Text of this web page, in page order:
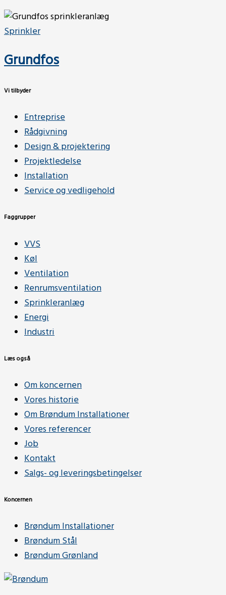
Sprinkler
Grundfos
Vi tilbyder
Entreprise
Rådgivning
Design & projektering
Projektledelse
Installation
Service og vedligehold
Faggrupper
VVS
Køl
Ventilation
Renrumsventilation
Sprinkleranlæg
Energi
Industri
Læs også
Om koncernen
Vores historie
Om Brøndum Installationer
Vores referencer
Job
Kontakt
Salgs- og leveringsbetingelser
Koncernen
Brøndum Installationer
Brøndum Stål
Brøndum Grønland